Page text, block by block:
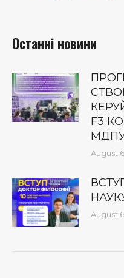
Останні новини
F3
August
August